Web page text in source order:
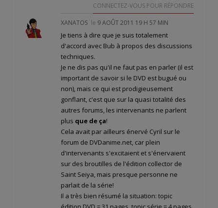
CONNECTEZ-VOUS POUR RÉPONDRE
XANATOS le 9 AOÛT 2011 19 H 57 MIN
Je tiens à dire que je suis totalement
d'accord avec Bub à propos des discussions
techniques.
Je ne dis pas qu'il ne faut pas en parler (il est
important de savoir si le DVD est bugué ou
non), mais ce qui est prodigieusement
gonflant, c'est que sur la quasi totalité des
autres forums, les intervenants ne parlent
plus que de ça!
Cela avait par ailleurs énervé Cyril sur le
forum de DVDanime.net, car plein
d'intervenants s'excitaient et s'énervaient
sur des broutilles de l'édition collector de
Saint Seiya, mais presque personne ne
parlait de la série!
Il a très bien résumé la situation: topic